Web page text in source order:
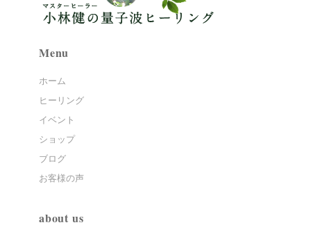
Menu
ホーム
ヒーリング
イベント
ショップ
ブログ
お客様の声
about us